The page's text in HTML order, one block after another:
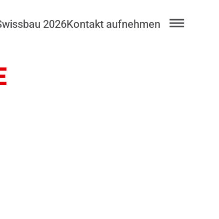
2026Kontakt aufnehmen